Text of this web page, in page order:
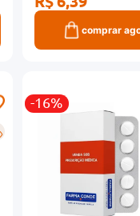
comprar
-16%